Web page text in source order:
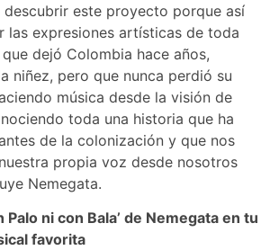
este proyecto porque así
las expresiones artísticas de toda
dejó Colombia hace años,
niñez, pero que nunca perdió su
música desde la visión de
toda una historia que ha
de la colonización y que nos
propia voz desde nosotros
Nemegata.
Palo ni con Bala’ de Nemegata en tu
favorita